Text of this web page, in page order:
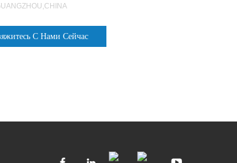
С Нами Сейчас